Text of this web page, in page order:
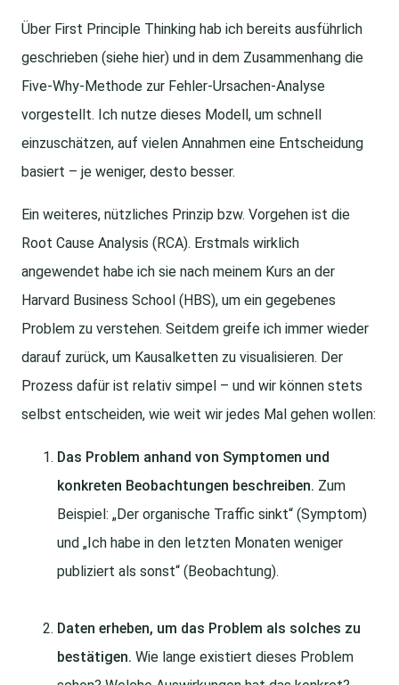
Über First Principle Thinking hab ich bereits ausführlich
geschrieben (siehe hier) und in dem Zusammenhang die
Five-Why-Methode zur Fehler-Ursachen-Analyse
vorgestellt. Ich nutze dieses Modell, um schnell
einzuschätzen, auf vielen Annahmen eine Entscheidung
basiert – je weniger, desto besser.
Ein weiteres, nützliches Prinzip bzw. Vorgehen ist die
Root Cause Analysis (RCA). Erstmals wirklich
angewendet habe ich sie nach meinem Kurs an der
Harvard Business School (HBS), um ein gegebenes
Problem zu verstehen. Seitdem greife ich immer wieder
darauf zurück, um Kausalketten zu visualisieren. Der
Prozess dafür ist relativ simpel – und wir können stets
selbst entscheiden, wie weit wir jedes Mal gehen wollen:
Das Problem anhand von Symptomen und
konkreten Beobachtungen beschreiben. Zum
Beispiel: „Der organische Traffic sinkt“ (Symptom)
und „Ich habe in den letzten Monaten weniger
publiziert als sonst“ (Beobachtung).
Daten erheben, um das Problem als solches zu
bestätigen. Wie lange existiert dieses Problem